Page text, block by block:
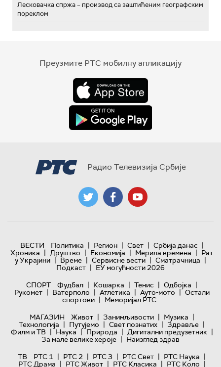
Лесковачка спржа – производ са заштићеним географским
пореклом
Преузмите РТС мобилну апликацију
Радио Телевизија Србије
ВЕСТИ Политика | Регион | Свет | Србија данас |
Хроника | Друштво | Економија | Мерила времена | Рат
у Украјини | Време | Сервисне вести | Сматрачница |
Подкаст | ЕУ могућности 2026
СПОРТ
Фудбал | Кошарка | Тенис | Одбојка |
Рукомет | Ватерполо | Атлетика | Ауто-мото | Остали
спортови | Меморијал РТС
МАГАЗИН
Живот | Занимљивости | Музика |
Технологијa | Путујемо | Свет познатих | Здравље |
Филм и ТВ | Наука | Природа | Дигитални предузетник |
За мале велике хероје | Наизглед здрав
ТВ
РТС 1 | РТС 2 | РТС 3 | РТС Свет | РТС Наука |
РТС Драма | РТС Живот | РТС Класика | РТС Коло |